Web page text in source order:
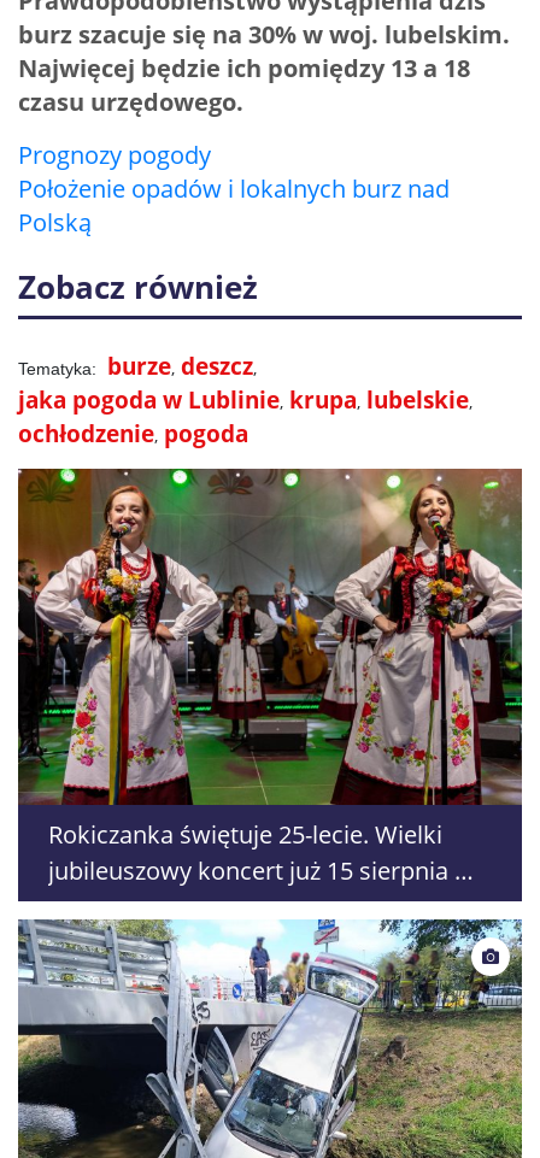
burz szacuje się na 30% w woj. lubelskim.
Najwięcej będzie ich pomiędzy 13 a 18
czasu urzędowego.
Prognozy pogody
Położenie opadów i lokalnych burz nad
Polską
Zobacz również
burze deszcz
jaka pogoda w Lublinie krupa lubelskie
ochłodzenie pogoda
Rokiczanka świętuje 25-lecie. Wielki
jubileuszowy koncert już 15 sierpnia w
Rokitnie